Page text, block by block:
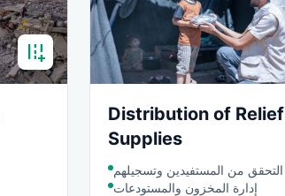
add_road
Distribution of Relief
Supplies
التحقق من المستفيدين وتسجيلهم
إدارة المخزون والمستودعات